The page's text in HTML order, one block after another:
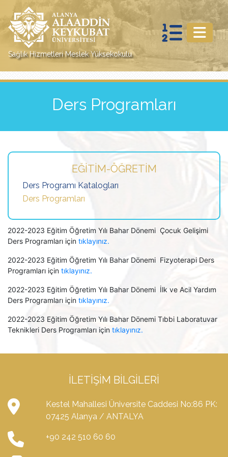
Sağlık Hizmetleri Meslek Yüksekokulu
Ders Programları
EĞITIM-ÖĞRETIM
Ders Programı Katalogları
Ders Programları
2022-2023 Eğitim Öğretim Yılı Bahar Dönemi Çocuk Gelişimi
Ders Programları için tıklayınız.
2022-2023 Eğitim Öğretim Yılı Bahar Dönemi Fizyoterapi Ders
Programları için tıklayınız.
2022-2023 Eğitim Öğretim Yılı Bahar Dönemi İlk ve Acil Yardım
Ders Programları için tıklayınız.
2022-2023 Eğitim Öğretim Yılı Bahar Dönemi Tıbbi Laboratuvar
Teknikleri Ders Programları için tıklayınız.
İLETIŞIM BILGILERI
Kestel Mahallesi Üniversite Caddesi No:86 PK:
07425 Alanya / ANTALYA
+90 242 510 60 60